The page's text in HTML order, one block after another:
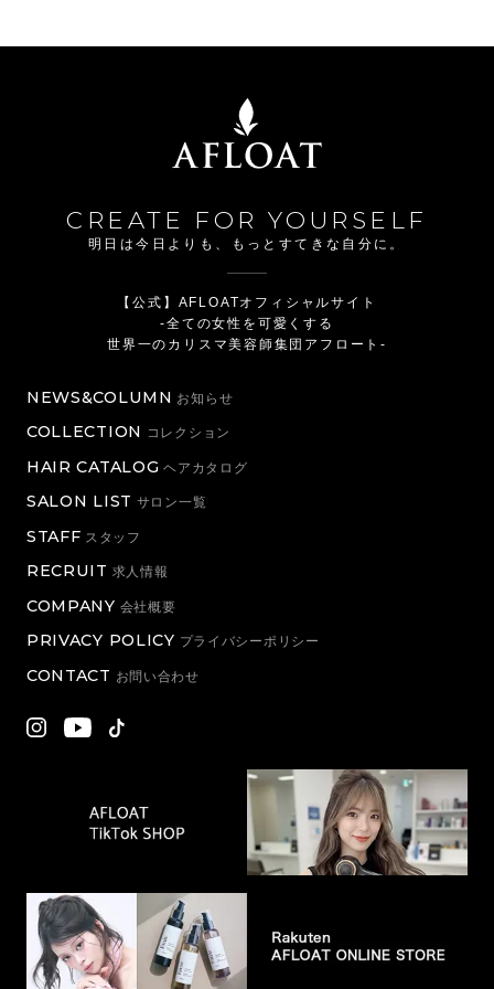
CREATE FOR YOURSELF
明日は今日よりも、もっとすてきな自分に。
【公式】AFLOATオフィシャルサイト
-全ての女性を可愛くする
世界一のカリスマ美容師集団アフロート-
NEWS&COLUMN お知らせ
COLLECTION コレクション
HAIR CATALOG ヘアカタログ
SALON LIST サロン一覧
STAFF スタッフ
RECRUIT 求人情報
COMPANY 会社概要
PRIVACY POLICY プライバシーポリシー
CONTACT お問い合わせ